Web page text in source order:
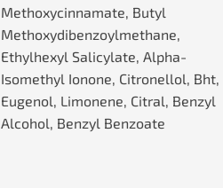
Methoxycinnamate, Butyl
Methoxydibenzoylmethane,
Ethylhexyl Salicylate, Alpha-
Isomethyl Ionone, Citronellol, Bht,
Eugenol, Limonene, Citral, Benzyl
Alcohol, Benzyl Benzoate